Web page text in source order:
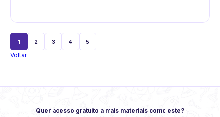
1 2 3 4 5
Voltar
Quer acesso gratuito a mais materiais como este?